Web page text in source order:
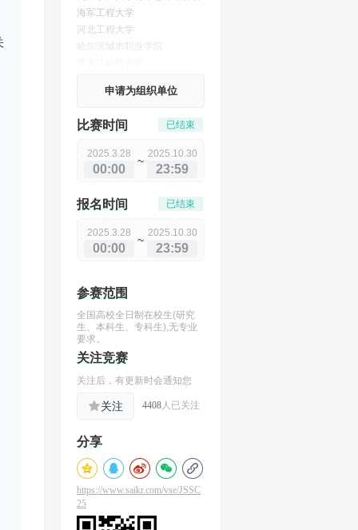
海军工程大学
河北工程大学
哈尔滨城市职业学院
申请为组织单位
比赛时间 已结束
2025.3.28
00:00
~
2025.10.30
23:59
报名时间 已结束
2025.3.28
00:00
~
2025.10.30
23:59
参赛范围
全国高校全日制在校生(研究
生、本科生、专科生),无专业
要求。
关注竞赛
关注后，有更新时会通知您
关注 4408人已关注
分享
https://www.saikr.com/vse/JSSC
25